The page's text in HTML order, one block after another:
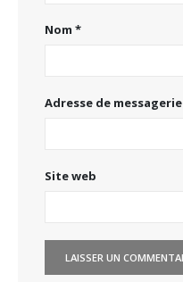
Nom *
Adresse de messagerie
Site web